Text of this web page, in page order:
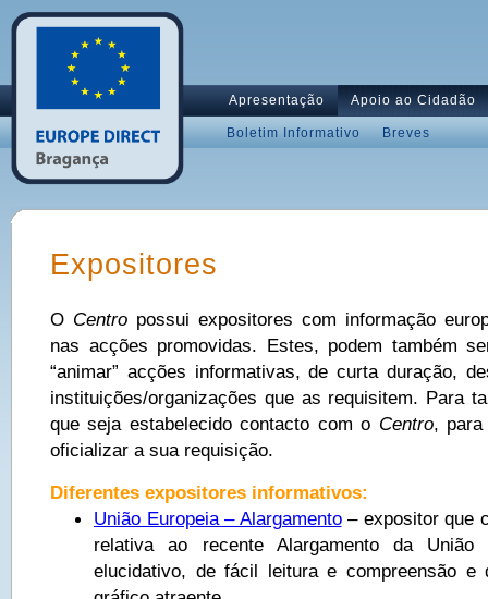
Apresentação Apoio ao Cidadão
Boletim Informativo Breves
Expositores
O Centro possui expositores com informação
nas acções promovidas. Estes, podem também
“animar” acções informativas, de curta duração,
instituições/organizações que as requisitem. Para
que seja estabelecido contacto com o Centro, para
oficializar a sua requisição.
Diferentes expositores informativos:
União Europeia – Alargamento– expositor que
relativa ao recente Alargamento da União
elucidativo, de fácil leitura e compreensão e